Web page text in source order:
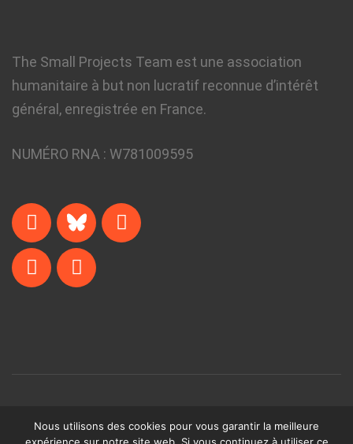
The Small Projects Team est une association
humanitaire à but non lucratif reconnue d’intérêt
général, enregistrée en France.
NUMÉRO RNA : W781009595
Nous utilisons des cookies pour vous garantir la meilleure